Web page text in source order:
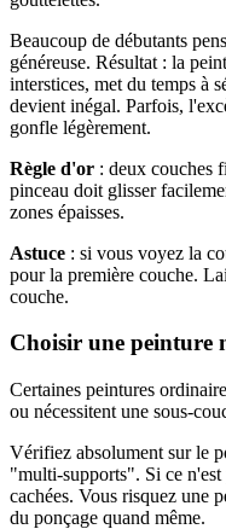
Beaucoup de débutants
généreuse. Résultat : la
interstices, met du temps à
devient inégal. Parfois,
gonfle légèrement.
Règle d'or : deux couches
pinceau doit glisser
zones épaisses.
Astuce : si vous voyez la
pour la première couche.
couche.
Choisir une peinture
Certaines peintures
ou nécessitent une sous-
Vérifiez absolument sur le
"multi-supports". Si ce
cachées. Vous risquez une
du ponçage quand même.